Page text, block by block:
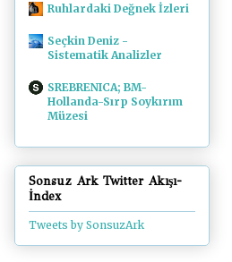
Ruhlardaki Değnek İzleri
Seçkin Deniz -
Sistematik Analizler
SREBRENICA; BM-
Hollanda-Sırp Soykırım
Müzesi
Sonsuz Ark Twitter Akışı-
İndex
Tweets by SonsuzArk